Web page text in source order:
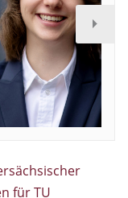
für TU